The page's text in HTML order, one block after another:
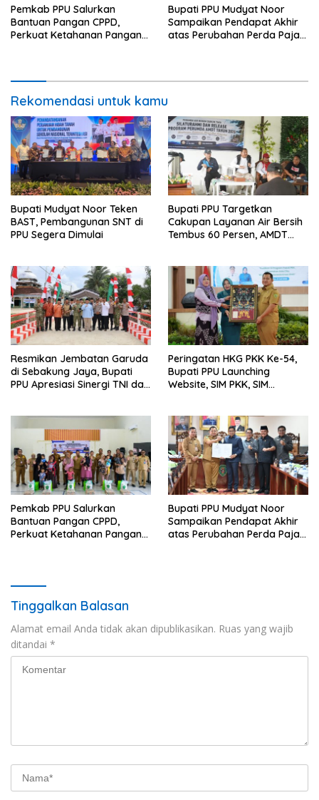
Pemkab PPU Salurkan
Bantuan Pangan CPPD,
Perkuat Ketahanan Pangan
Bupati PPU Mudyat Noor
Sampaikan Pendapat Akhir
atas Perubahan Perda Pajak
Rekomendasi untuk kamu
Bupati Mudyat Noor Teken
BAST, Pembangunan SNT di
PPU Segera Dimulai
Bupati PPU Targetkan
Cakupan Layanan Air Bersih
Tembus 60 Persen, AMDT
Resmikan Jembatan Garuda
di Sebakung Jaya, Bupati
PPU Apresiasi Sinergi TNI dan
Peringatan HKG PKK Ke-54,
Bupati PPU Launching
Website, SIM PKK, SIM
Pemkab PPU Salurkan
Bantuan Pangan CPPD,
Perkuat Ketahanan Pangan
Bupati PPU Mudyat Noor
Sampaikan Pendapat Akhir
atas Perubahan Perda Pajak
Tinggalkan Balasan
Alamat email Anda tidak akan dipublikasikan. Ruas yang wajib
ditandai *